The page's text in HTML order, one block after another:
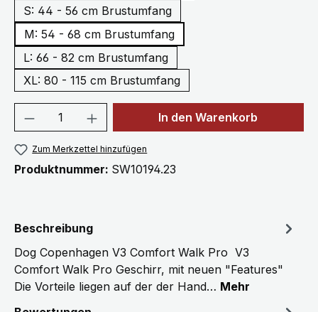
S: 44 - 56 cm Brustumfang
M: 54 - 68 cm Brustumfang
L: 66 - 82 cm Brustumfang
XL: 80 - 115 cm Brustumfang
Produkt Anzahl: Gib denIn den Warenkorb
Zum Merkzettel hinzufügen
Produktnummer: SW10194.23
Beschreibung
Dog Copenhagen V3 Comfort Walk Pro V3
Comfort Walk Pro Geschirr, mit neuen "Features"
Die Vorteile liegen auf der der Hand… Mehr